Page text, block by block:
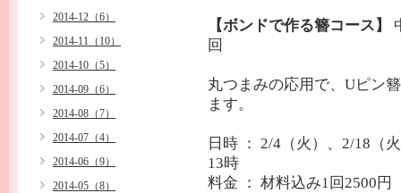
【ボンドで作る簪コース】
回
丸つまみの応用で、Uピン
ます。
日時 ： 2/4（火）、2/18（
13時
料金 ： 材料込み1回2500円
2014-12（6）
2014-11（10）
2014-10（5）
2014-09（6）
2014-08（7）
2014-07（4）
2014-06（9）
2014-05（8）